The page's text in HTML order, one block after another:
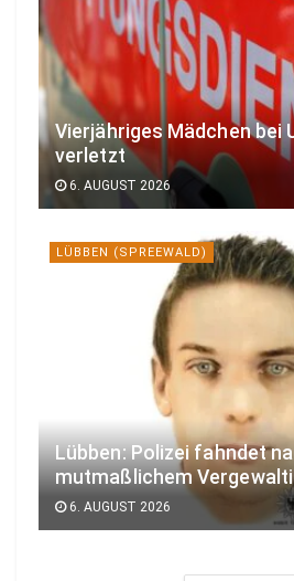
Vierjähriges Mädchen bei
verletzt
6. AUGUST 2026
LÜBBEN (SPREEWALD)
Lübben: Polizei fahndet
mutmaßlichem
6. AUGUST 2026